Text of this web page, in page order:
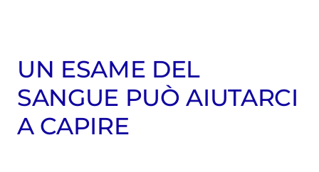
UN ESAME DEL
SANGUE PUÒ AIUTARCI
A CAPIRE